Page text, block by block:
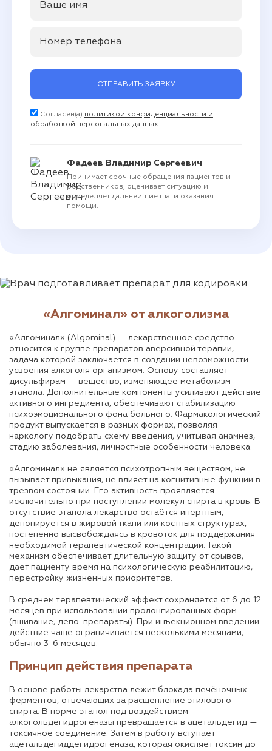
ОТПРАВИТЬ ЗАЯВКУ
Согласен(а) политикой конфиденциальности и
обработкой персональных данных.
Фадеев Владимир Сергеевич
Принимает срочные обращения пациентов и
родственников, оценивает ситуацию и
определяет дальнейшие шаги оказания
помощи.
«Алгоминал» от алкоголизма
«Алгоминал» (Algominal) — лекарственное средство
относится к группе препаратов аверсивной терапии,
задача которой заключается в создании невозможности
усвоения алкоголя организмом. Основу составляет
дисульфирам — вещество, изменяющее метаболизм
этанола. Дополнительные компоненты усиливают действие
активного ингредиента, обеспечивают стабилизацию
психоэмоционального фона больного. Фармакологический
продукт выпускается в разных формах, позволяя
наркологу подобрать схему введения, учитывая анамнез,
стадию заболевания, личностные особенности человека.
«Алгоминал» не является психотропным веществом, не
вызывает привыкания, не влияет на когнитивные функции в
трезвом состоянии. Его активность проявляется
исключительно при поступлении молекул спирта в кровь. В
отсутствие этанола лекарство остаётся инертным,
депонируется в жировой ткани или костных структурах,
постепенно высвобождаясь в кровоток для поддержания
необходимой терапевтической концентрации. Такой
механизм обеспечивает длительную защиту от срывов,
даёт пациенту время на психологическую реабилитацию,
перестройку жизненных приоритетов.
В среднем терапевтический эффект сохраняется от 6 до 12
месяцев при использовании пролонгированных форм
(вшивание, депо-препараты). При инъекционном введении
действие чаще ограничивается несколькими месяцами,
обычно 3-6 месяцев.
Принцип действия препарата
В основе работы лекарства лежит блокада печёночных
ферментов, отвечающих за расщепление этилового
спирта. В норме этанол под воздействием
алкогольдегидрогеназы превращается в ацетальдегид —
токсичное соединение. Затем в работу вступает
ацетальдегиддегидрогеназа, которая окисляет токсин до